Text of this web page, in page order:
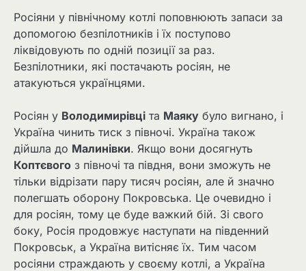
Росіяни у північному котлі поповнюють запаси за
допомогою безпілотників і їх поступово
ліквідовують по одній позиції за раз.
Безпілотники, які постачають росіян, не
атакуються українцями.
Росіян у Володимирівці та Маяку було вигнано, і
Україна чинить тиск з півночі. Україна також
дійшла до Малинівки. Якщо вони досягнуть
Коптєвого з півночі та півдня, вони зможуть не
тільки відрізати пару тисяч росіян, але й значно
полегшать оборону Покровська. Це очевидно і
для росіян, тому це буде важкий бій. Зі свого
боку, Росія продовжує наступати на південний
Покровськ, а Україна витісняє їх. Тим часом
росіяни страждають у своєму котлі, а Україна